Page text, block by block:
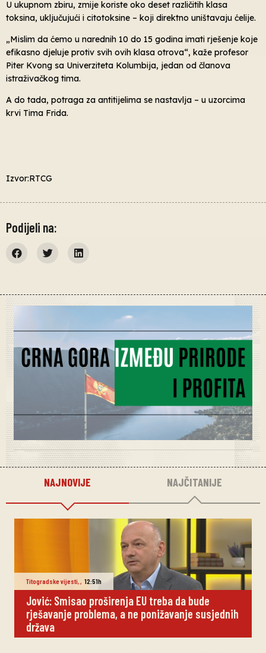
U ukupnom zbiru, zmije koriste oko deset različitih klasa
toksina, uključujući i citotoksine – koji direktno uništavaju ćelije.
„Mislim da ćemo u narednih 10 do 15 godina imati rješenje koje
efikasno djeluje protiv svih ovih klasa otrova“, kaže profesor
Piter Kvong sa Univerziteta Kolumbija, jedan od članova
istraživačkog tima.
A do tada, potraga za antitijelima se nastavlja – u uzorcima
krvi Tima Frida.
Izvor:RTCG
Podijeli na:
NAJNOVIJE NAJČITANIJE
Titogradske vijesti,, 12:51h
Jović: Smisao proširenja EU treba da bude
rješavanje problema, a ne ponižavanje susjednih
država